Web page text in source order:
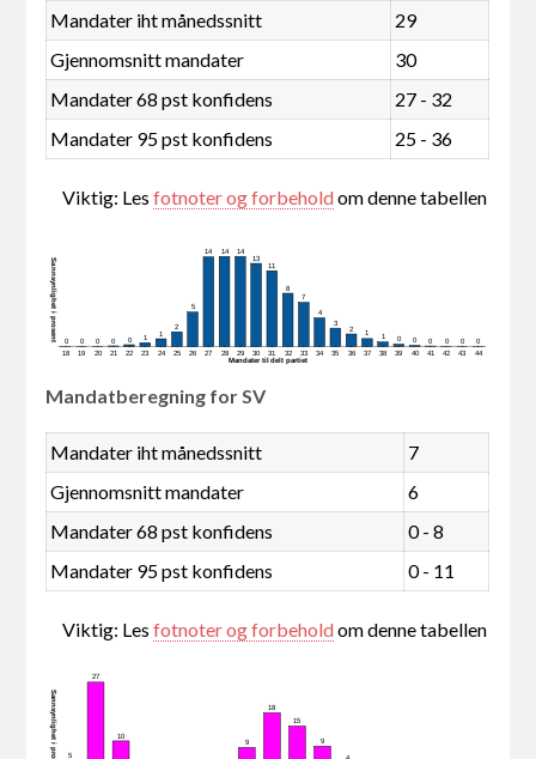
Mandater iht månedssnitt
29
Gjennomsnitt mandater
30
Mandater 68 pst konfidens
27 - 32
Mandater 95 pst konfidens
25 - 36
Viktig: Lesfotnoter og forbeholdom denne tabellen
Mandater tildelt partiet
Sannsynlighet i prosent 0 0 0 0 0 1
1
2
5
14 14
14
13
11
8
7
4
3
2
1 1 0 0 0 0 0 0
18 19 20 21 22 23 24 25 26 27 28 29 30 31 32 33 34 35 36 37 38 39 40 41 42 43 44
Mandatberegning for SV
Mandater iht månedssnitt
7
Gjennomsnitt mandater
6
Mandater 68 pst konfidens
0 - 8
Mandater 95 pst konfidens
0 - 11
Viktig: Lesfotnoter og forbeholdom denne tabellen
Sannsynlighet i prosent 5
27
10
9
18
15
9
4